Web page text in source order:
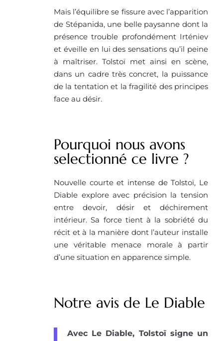
Mais l’équilibre se fissure avec l’apparition
de Stépanida, une belle paysanne dont la
présence trouble profondément Irténiev
et éveille en lui des sensations qu’il peine
à maîtriser. Tolstoï met ainsi en scène,
dans un cadre très concret, la puissance
de la tentation et la fragilité des principes
face au désir.
Pourquoi nous avons
selectionné ce livre ?
Nouvelle courte et intense de Tolstoï, Le
Diable explore avec précision la tension
entre devoir, désir et déchirement
intérieur. Sa force tient à la sobriété du
récit et à la manière dont l’auteur installe
une véritable menace morale à partir
d’une situation en apparence simple.
Notre avis de Le Diable
Avec Le Diable, Tolstoï signe un